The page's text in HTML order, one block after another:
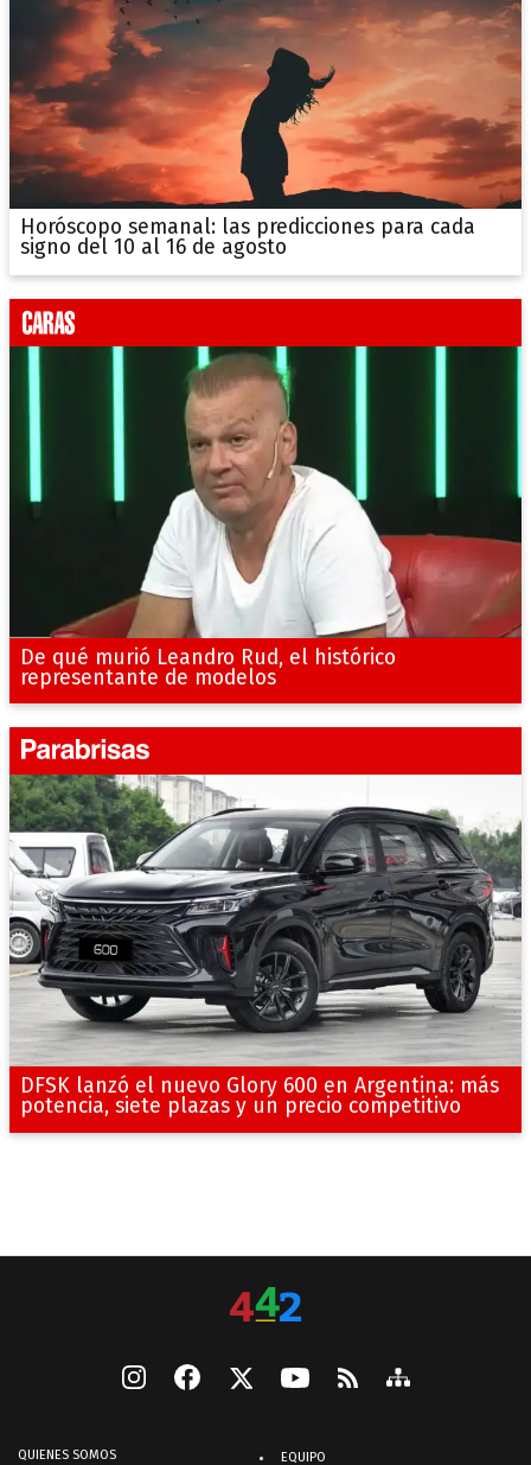
Horóscopo semanal: las predicciones para cada
signo del 10 al 16 de agosto
De qué murió Leandro Rud, el histórico
representante de modelos
DFSK lanzó el nuevo Glory 600 en Argentina: más
potencia, siete plazas y un precio competitivo
QUIENES SOMOS EQUIPO